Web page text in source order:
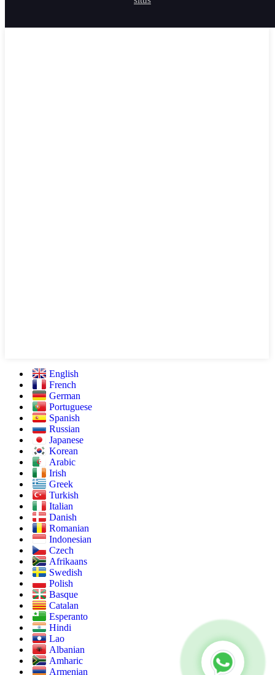
English
French
German
Portuguese
Spanish
Russian
Japanese
Korean
Arabic
Irish
Greek
Turkish
Italian
Danish
Romanian
Indonesian
Czech
Afrikaans
Swedish
Polish
Basque
Catalan
Esperanto
Hindi
Lao
Albanian
Amharic
Armenian